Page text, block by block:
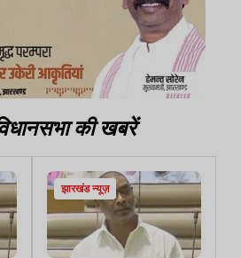
की खबरें
झारखंड न्यूज़